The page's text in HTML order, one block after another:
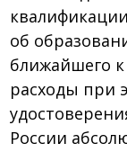
об
ближайшего
расходы при
России